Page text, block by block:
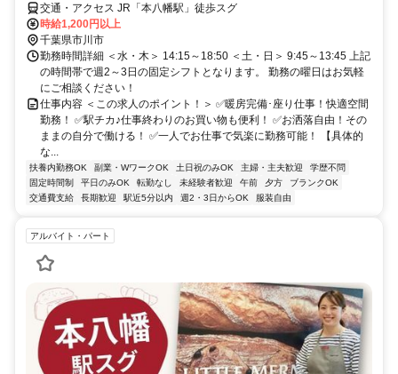
交通・アクセス JR「本八幡駅」徒歩スグ
時給1,200円以上
千葉県市川市
勤務時間詳細 ＜水・木＞ 14:15～18:50 ＜土・日＞ 9:45～13:45 上記
の時間帯で週2～3日の固定シフトとなります。 勤務の曜日はお気軽
にご相談ください！
仕事内容 ＜この求人のポイント！＞ ✅暖房完備･座り仕事！快適空間
勤務！ ✅駅チカ♪仕事終わりのお買い物も便利！ ✅お洒落自由！その
ままの自分で働ける！ ✅一人でお仕事で気楽に勤務可能！ 【具体的
な...
扶養内勤務OK 副業・WワークOK 土日祝のみOK 主婦・主夫歓迎
学歴不問
固定時間制
平日のみOK 転勤なし 未経験者歓迎 午前 夕方
ブランクOK
交通費支給
長期歓迎 駅近5分以内 週2・3日からOK 服装自由
アルバイト・パート